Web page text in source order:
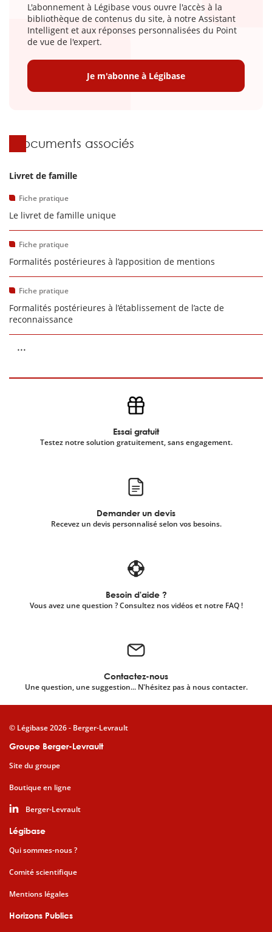
L'abonnement à Légibase vous ouvre l'accès à la
bibliothèque de contenus du site, à notre Assistant
Intelligent et aux réponses personnalisées du Point
de vue de l'expert.
Je m'abonne à Légibase
Documents associés
Livret de famille
Fiche pratique
Le livret de famille unique
Fiche pratique
Formalités postérieures à l’apposition de mentions
Fiche pratique
Formalités postérieures à l’établissement de l’acte de
reconnaissance
...
Essai gratuit
Testez notre solution gratuitement, sans engagement.
Demander un devis
Recevez un devis personnalisé selon vos besoins.
Besoin d'aide ?
Vous avez une question ? Consultez nos vidéos et notre FAQ !
Contactez-nous
Une question, une suggestion... N'hésitez pas à nous contacter.
Groupe Berger-Levrault
Site du groupe
Boutique en ligne
Berger-Levrault
Légibase
Qui sommes-nous ?
Comité scientifique
Mentions légales
Horizons Publics
© Légibase 2026 - Berger-Levrault